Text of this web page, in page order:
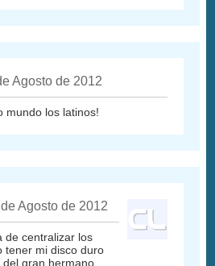
Agosto de 2012
mundo los latinos!
Agosto de 2012
de centralizar los
tener mi disco duro
gran hermano